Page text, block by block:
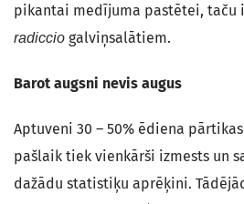
pikantai medījuma pastētei, taču
radiccio galviņsalātiem.
Barot augsni nevis augus
Aptuveni 30 – 50% ēdiena
pašlaik tiek vienkārši izmests un
dažādu statistiķu aprēķini.